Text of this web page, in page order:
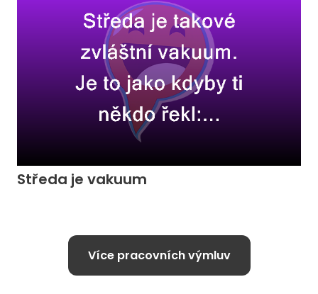
Středa je vakuum
Více pracovních výmluv